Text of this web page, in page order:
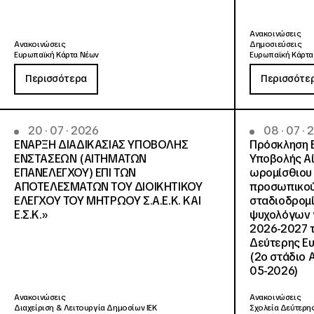
Ανακοινώσεις
Ευρωπαϊκή Κάρτα Νέων
Περισσότερα
Ανακοινώσεις
Δημοσιεύσεις
Ευρωπαϊκή Κάρτα
20 · 07 · 2026
ΕΝΑΡΞΗ ΔΙΑΔΙΚΑΣΙΑΣ ΥΠΟΒΟΛΗΣ
ΕΝΣΤΑΣΕΩΝ (ΑΙΤΗΜΑΤΩΝ
ΕΠΑΝΕΛΕΓΧΟΥ) ΕΠΙ ΤΩΝ
ΑΠΟΤΕΛΕΣΜΑΤΩΝ ΤΟΥ ΔΙΟΙΚΗΤΙΚΟΥ
ΕΛΕΓΧΟΥ ΤΟΥ ΜΗΤΡΩΟΥ Σ.Α.Ε.Κ. ΚΑΙ
Ε.Σ.Κ.»
Ανακοινώσεις
Διαχείριση & Λειτουργία Δημοσίων ΙΕΚ
08 · 07 ·
Πρόσκληση
Υποβολής
ωρομίσθιου
ψυχολόγων
2026-2027
Δεύτερης
(2ο
05-2026)
Ανακοινώσεις
Σχολεία